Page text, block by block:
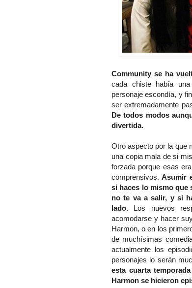
Community se ha
cada chiste había
personaje escondía, y
ser extremadamente
De todos modos
divertida.
Otro aspecto por la que
una copia mala de si
forzada porque esas
comprensivos.Asumir
si haces lo mismo que
no te va a salir, y si
lado. Los nuevos
acomodarse y hacer
Harmon, o en los
de muchísimas
actualmente los
personajes lo serán
esta cuarta
Harmon se hicieron